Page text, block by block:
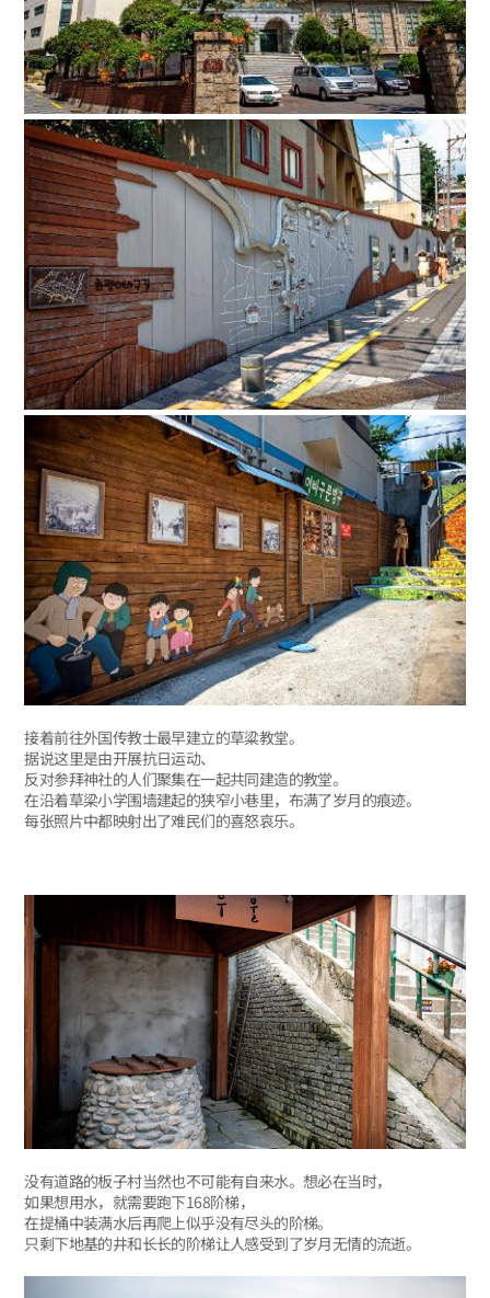
接着前往外国传教士最早建立的草粱教堂。
据说这里是由开展抗日运动、
反对参拜神社的人们聚集在一起共同建造的教堂。
在沿着草梁小学围墙建起的狭窄小巷里，布满了岁月的痕迹。
每张照片中都映射出了难民们的喜怒哀乐。
没有道路的板子村当然也不可能有自来水。想必在当时，
如果想用水，就需要跑下168阶梯，
在提桶中装满水后再爬上似乎没有尽头的阶梯。
只剩下地基的井和长长的阶梯让人感受到了岁月无情的流逝。